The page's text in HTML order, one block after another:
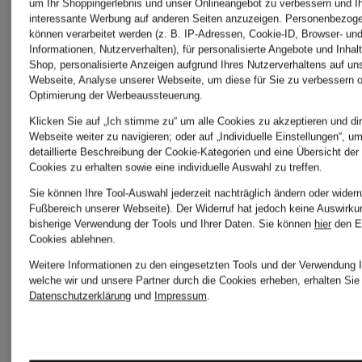
Koenig
dea
kudibal
friendly
hunting
mey
um Ihr Shoppingerlebnis und unser Onlineangebot zu verbessern und
interessante Werbung auf anderen Seiten anzuzeigen.
können verarbeitet werden (z. B. IP-Adressen, Cookie-ID, Browser-
Informationen, Nutzerverhalten), für personalisierte Angebote und
Shop, personalisierte Anzeigen aufgrund Ihres Nutzerverhaltens auf
Webseite, Analyse unserer Webseite, um diese für Sie zu verbessern
Optimierung der Werbeaussteuerung.
Klicken Sie auf „Ich stimme zu“ um alle Cookies zu akzeptieren und
Webseite weiter zu navigieren; oder auf „Individuelle Einstellungen“,
detaillierte Beschreibung der Cookie-Kategorien und eine Übersicht
Cookies zu erhalten sowie eine individuelle Auswahl zu treffen.
Sie können Ihre Tool-Auswahl jederzeit nachträglich ändern oder
Fußbereich unserer Webseite). Der Widerruf hat jedoch keine
bisherige Verwendung der Tools und Ihrer Daten. Sie können hier den
Cookies ablehnen.
Weitere Informationen zu den eingesetzten Tools und der Verwendung
welche wir und unsere Partner durch die Cookies erheben, erhalten
Datenschutzerklärung und Impressum.